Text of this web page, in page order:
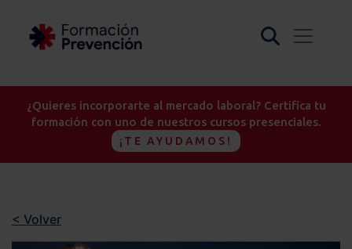
¿Quieres incorporarte al mercado laboral? Certifica tu
formación con uno de nuestros cursos presenciales.
¡TE AYUDAMOS!
< Volver